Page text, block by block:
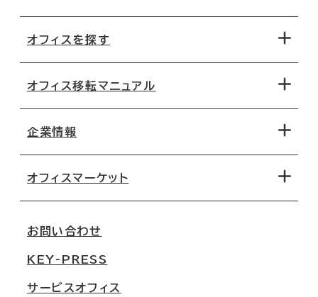
オフィスを探す
地図から探す
路線・駅から探す
オフィス移転マニュアル
移転コストシミュレーション
移転スケジュール
オフィス移転Q&A
企業情報
オフィスマーケット
大阪
名古屋
お問い合わせ
KEY-PRESS
サービスオフィス